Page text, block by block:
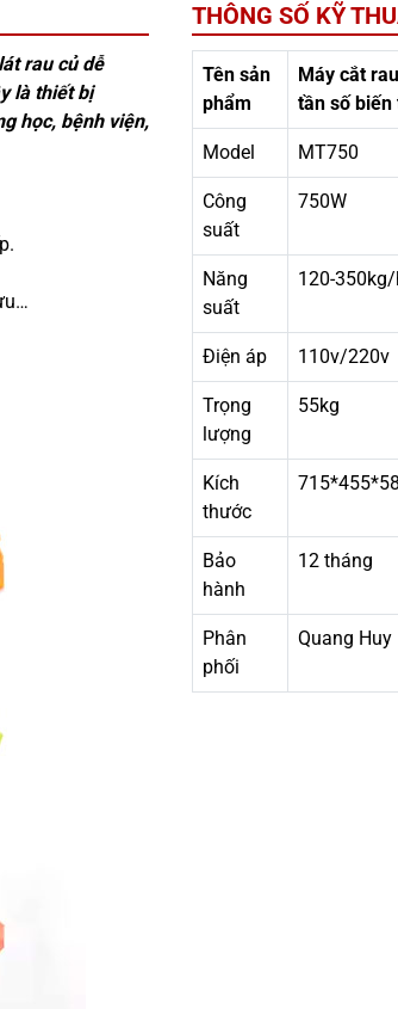
THÔNG SỐ KỸ
Tên sản
phẩm
Máy cắt
tần số biến
Model MT750
Công
suất
750W
Năng
suất
120-
Điện áp 110v/220v
Trọng
lượng
55kg
Kích
thước
Bảo
hành
12 tháng
Phân
phối
Quang Huy
rau củ dễ
là thiết bị
học, bệnh viện,